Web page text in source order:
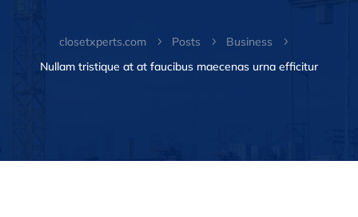
closetxperts.com 5 Posts 5 Business 5
Nullam tristique at at faucibus maecenas urna efficitur